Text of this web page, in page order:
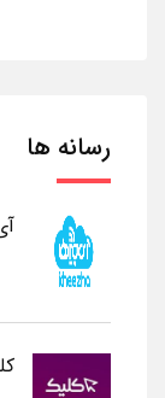
رسانه ها